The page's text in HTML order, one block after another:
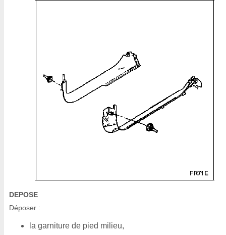
DEPOSE
Déposer :
la garniture de pied milieu,